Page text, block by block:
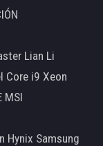
Lian Li
Core i9 Xeon
MSI
Hynix Samsung